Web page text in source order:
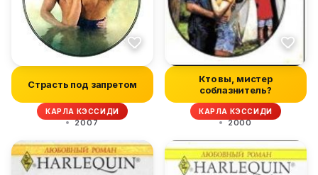
Страсть под запретом
КАРЛА КЭССИДИ
2007
Кто вы, мистер
соблазнитель?
КАРЛА КЭССИДИ
2000